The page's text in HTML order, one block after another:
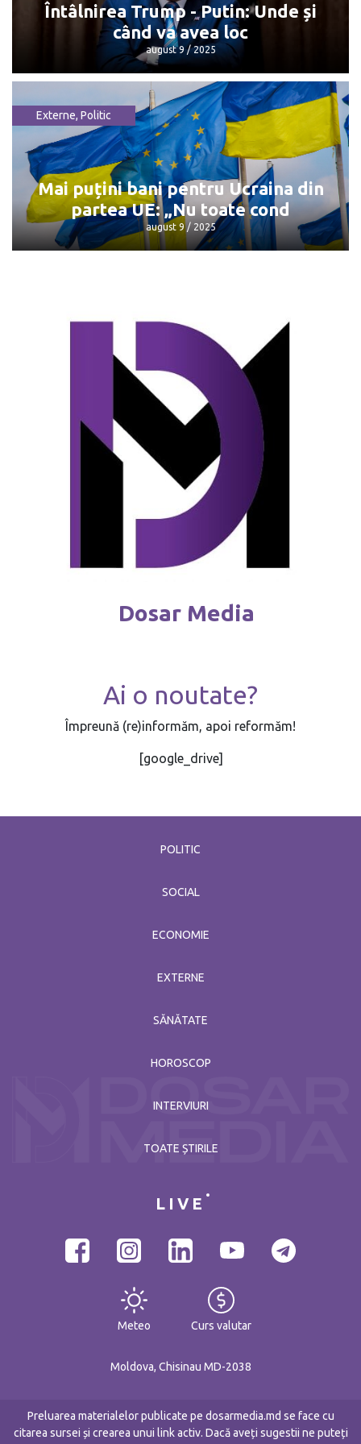
Întâlnirea Trump - Putin: Unde și
când va avea loc
august 9 / 2025
Întâlnirea Trump - Putin: Unde și când
va avea loc
august 9 / 2025
Externe, Politic
Mai puțini bani pentru Ucraina din
partea UE: „Nu toate cond
august 9 / 2025
Mai puțini bani pentru Ucraina din
partea UE: „Nu toate cond
Dosar Media
Ai o noutate?
Împreună (re)informăm, apoi reformăm!
[google_drive]
POLITIC
SOCIAL
ECONOMIE
EXTERNE
SĂNĂTATE
HOROSCOP
INTERVIURI
TOATE ȘTIRILE
LIVE
Meteo Curs valutar
Moldova, Chisinau MD-2038
Preluarea materialelor publicate pe dosarmedia.md se face cu
citarea sursei și crearea unui link activ. Dacă aveți sugestii ne puteți